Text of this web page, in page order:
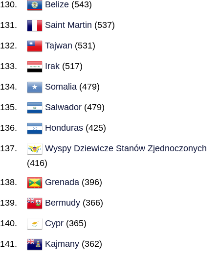
Belize (543)
Saint Martin (537)
Tajwan (531)
Irak (517)
Somalia (479)
Salwador (479)
Honduras (425)
Wyspy Dziewicze Stanów Zjednoczonych
(416)
Grenada (396)
Bermudy (366)
Cypr (365)
Kajmany (362)